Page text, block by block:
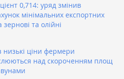
0,714: уряд змінив
мінімальних експортних
зернові та олійні
низькі ціни фермери
над скороченням площ